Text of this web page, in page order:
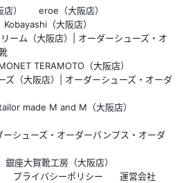
）
eroe（大阪店）
Kobayashi（大阪店）
ーム（大阪店）| オーダーシューズ・オ
TERAMOTO（大阪店）
（大阪店）| オーダーシューズ・オーダ
made M and M（大阪店）
シューズ・オーダーパンプス・オーダ
銀座大賀靴工房（大阪店）
プライバシーポリシー
運営会社